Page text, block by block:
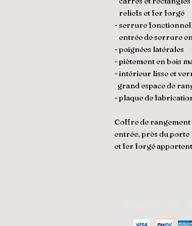
reliefs et fer forgé
- serrure
entrée de serrure
- poignées latérales
- piètement en bois
- intérieur lisse et
grand espace de
- plaque de
Coffre de rangement
entrée, près du porte
et fer forgé